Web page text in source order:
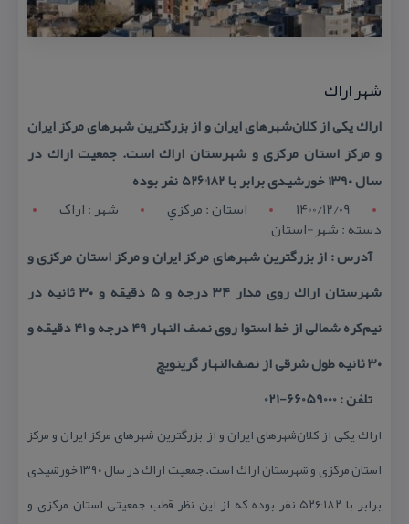
شهر اراك
اراك یكی از كلان‌شهرهای ایران و از بزرگترین شهرهای مركز ایران
و مركز استان مركزی و شهرستان اراك است. جمعیت اراك در
سال ۱۳۹۰ خورشیدی برابر با ۵۲۶٬۱۸۲ نفر بوده
1400/12/09
استان : مرکزي شهر : اراک
دسته : شهر-استان
آدرس : از بزرگترین شهرهای مركز ایران و مركز استان مركزی و
شهرستان اراك روی مدار ۳۴ درجه و ۵ دقیقه و ۳۰ ثانیه در
نیم‌كره شمالی از خط استوا روی نصف النهار ۴۹ درجه و ۴۱ دقیقه و
۳۰ ثانیه طول شرقی از نصف‌النهار گرینویچ
تلفن : 66059000-021
اراك یكی از كلان‌شهرهای ایران و از بزرگترین شهرهای مركز ایران و مركز
استان مركزی و شهرستان اراك است. جمعیت اراك در سال ۱۳۹۰ خورشیدی
برابر با ۵۲۶٬۱۸۲ نفر بوده كه از این نظر قطب جمعیتی استان مركزی و